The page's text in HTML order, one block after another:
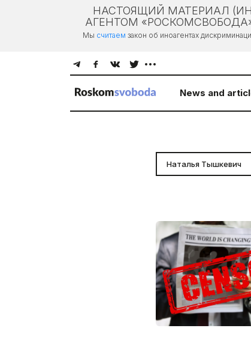
НАСТОЯЩИЙ МАТЕРИАЛ
АГЕНТОМ
Мы считаем закон об иноагентах
News and